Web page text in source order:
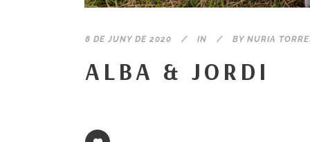
8 DE JUNY DE 2020 IN BY NURIA
ALBA & JORDI